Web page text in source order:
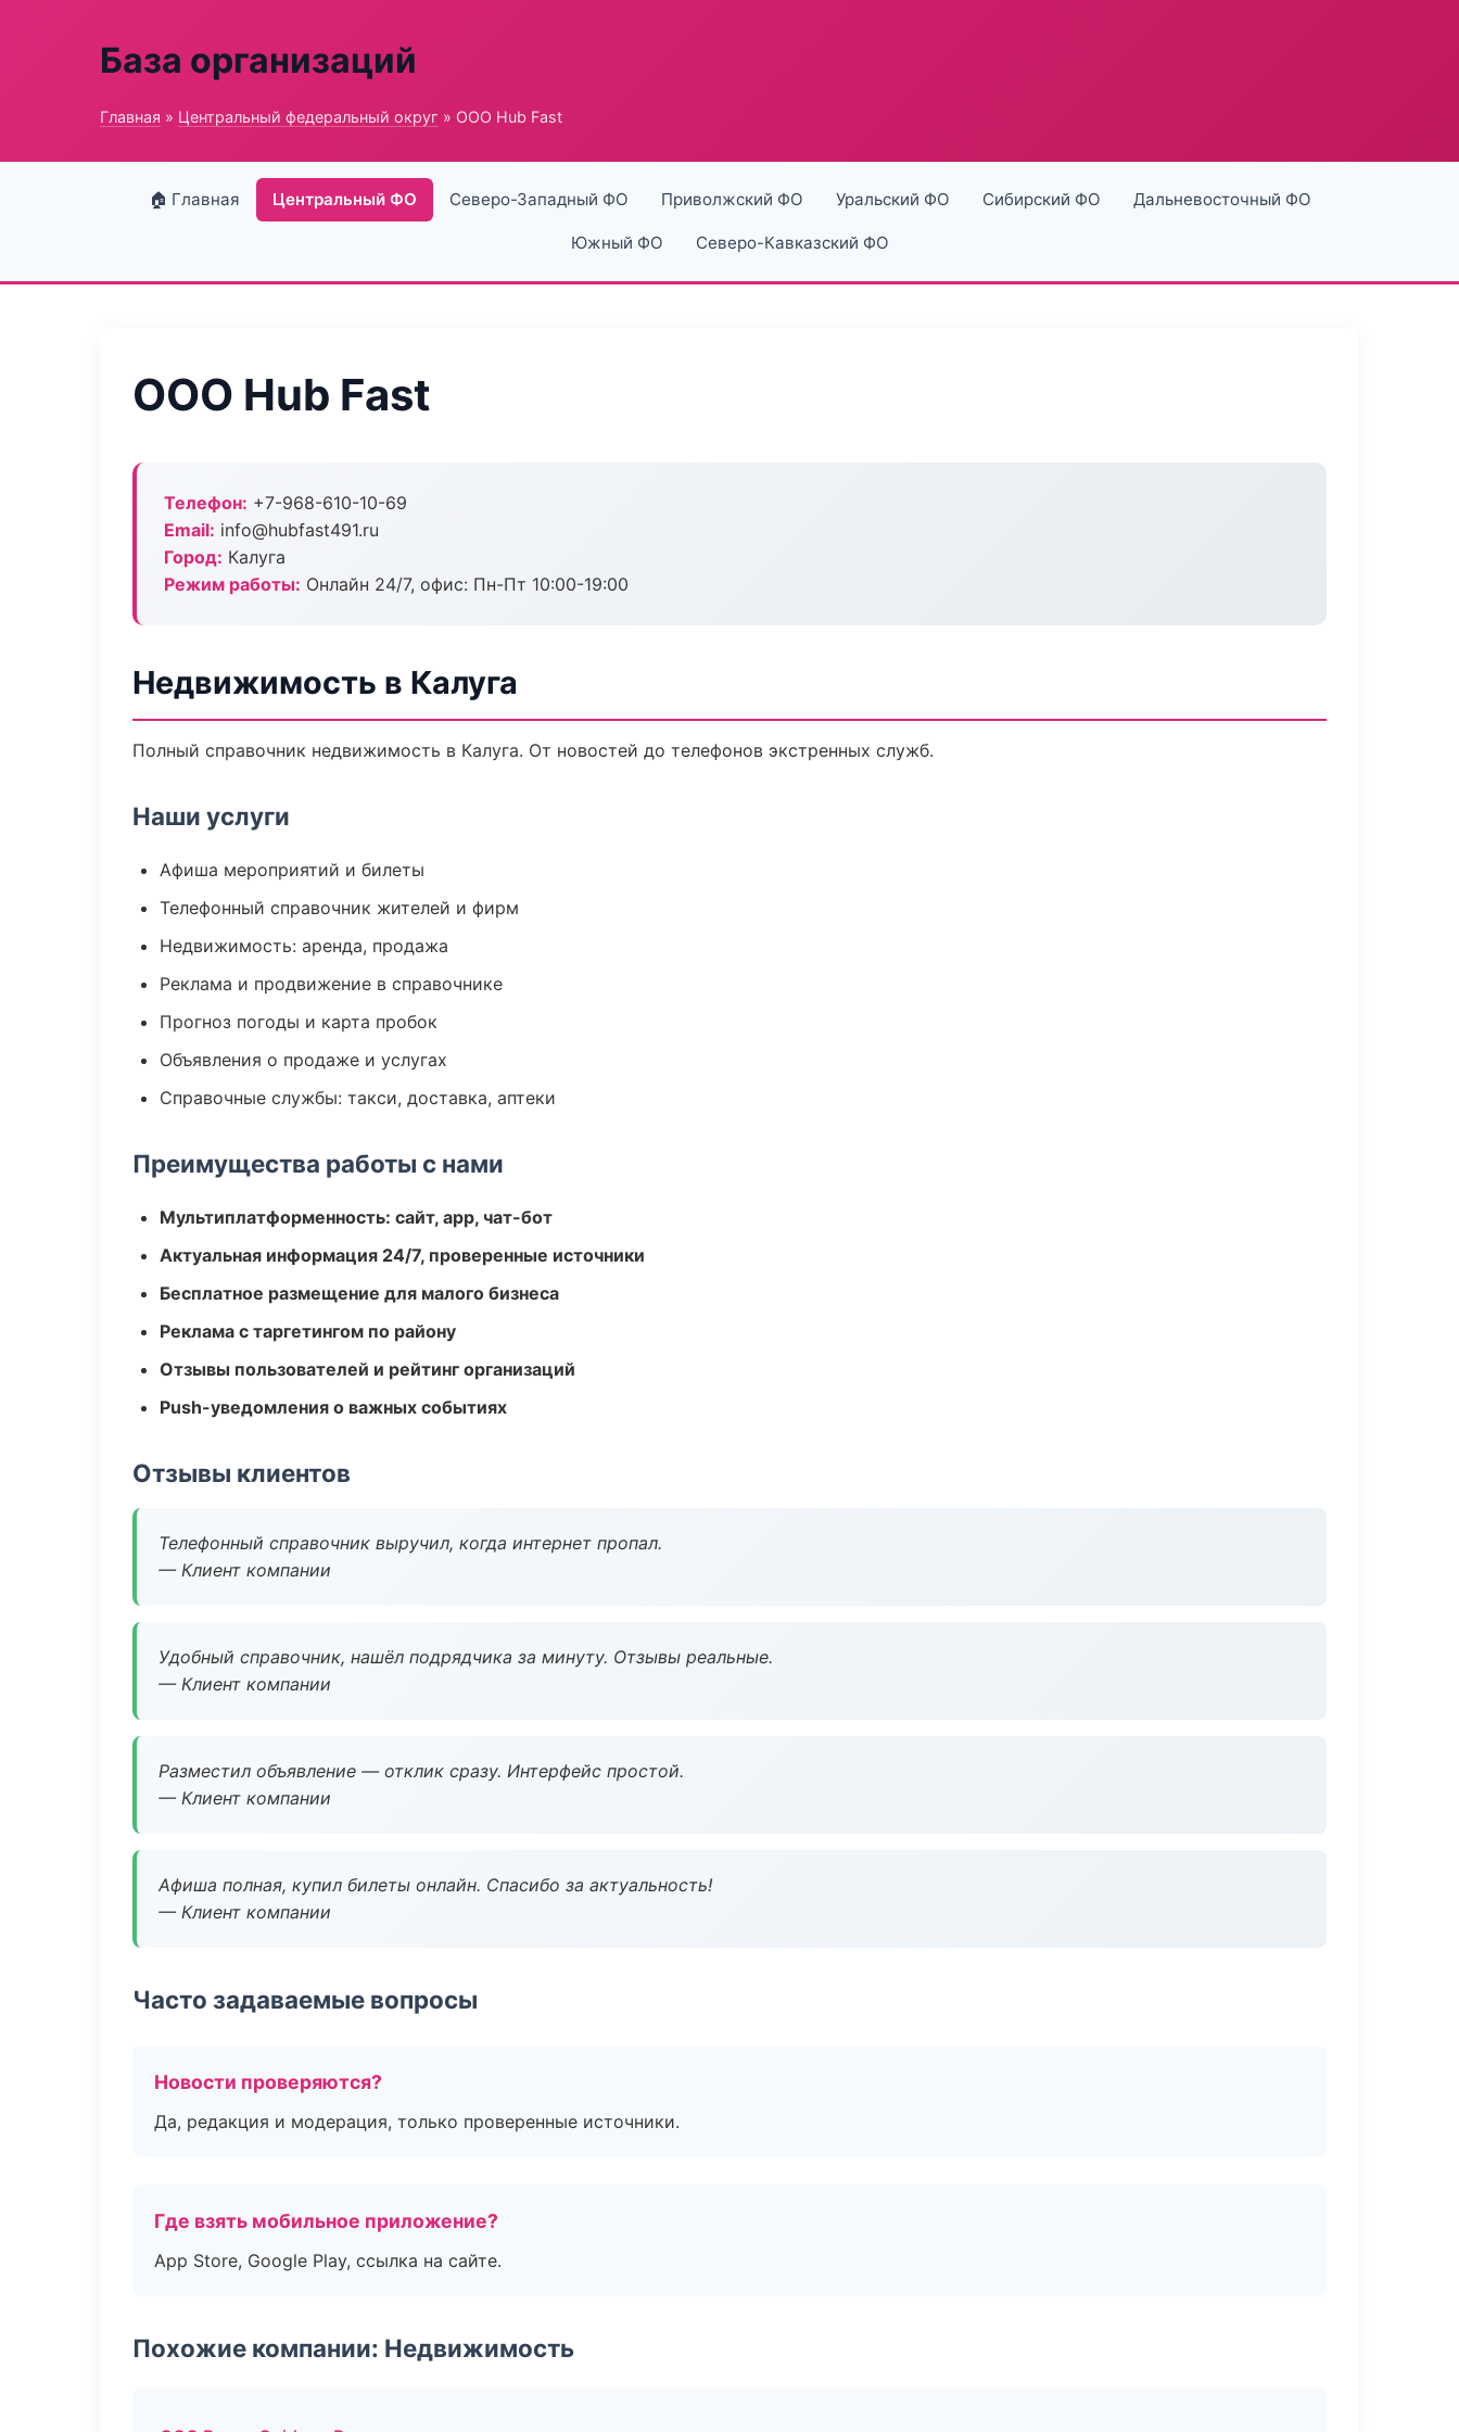
База организаций
Главная » Центральный федеральный округ » ООО Hub Fast
🏠 Главная Центральный ФО Северо-Западный ФО Приволжский ФО Уральский ФО Сибирский ФО Дальневосточный ФО
Южный ФО Северо-Кавказский ФО
ООО Hub Fast
Телефон: +7-968-610-10-69
Email: info@hubfast491.ru
Город: Калуга
Режим работы: Онлайн 24/7, офис: Пн-Пт 10:00-19:00
Недвижимость в Калуга
Полный справочник недвижимость в Калуга. От новостей до телефонов экстренных служб.
Наши услуги
Афиша мероприятий и билеты
Телефонный справочник жителей и фирм
Недвижимость: аренда, продажа
Реклама и продвижение в справочнике
Прогноз погоды и карта пробок
Объявления о продаже и услугах
Справочные службы: такси, доставка, аптеки
Преимущества работы с нами
Мультиплатформенность: сайт, app, чат-бот
Актуальная информация 24/7, проверенные источники
Бесплатное размещение для малого бизнеса
Реклама с таргетингом по району
Отзывы пользователей и рейтинг организаций
Push-уведомления о важных событиях
Отзывы клиентов
Телефонный справочник выручил, когда интернет пропал.
— Клиент компании
Удобный справочник, нашёл подрядчика за минуту. Отзывы реальные.
— Клиент компании
Разместил объявление — отклик сразу. Интерфейс простой.
— Клиент компании
Афиша полная, купил билеты онлайн. Спасибо за актуальность!
— Клиент компании
Часто задаваемые вопросы
Новости проверяются?
Да, редакция и модерация, только проверенные источники.
Где взять мобильное приложение?
App Store, Google Play, ссылка на сайте.
Похожие компании: Недвижимость